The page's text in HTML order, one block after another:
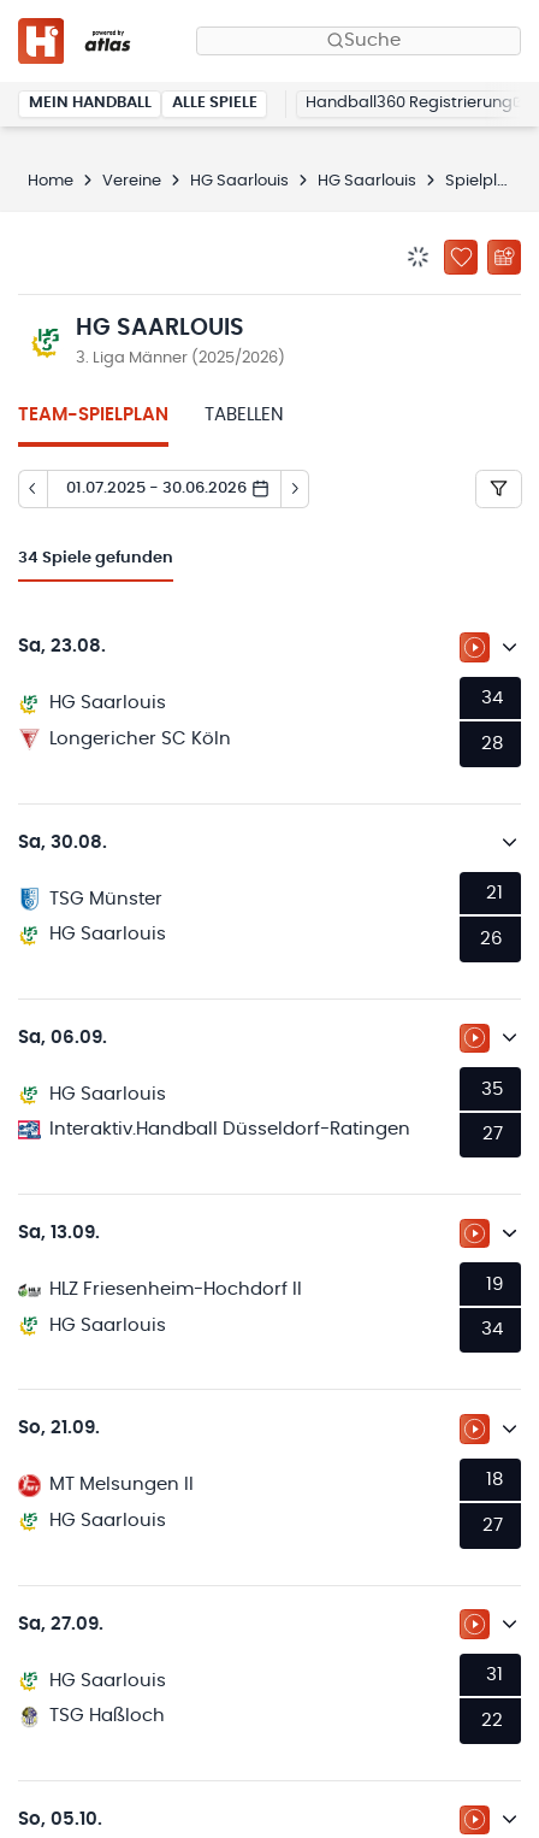
Suche
MEIN HANDBALL ALLE SPIELE Handball360 Registrierung
Home Vereine HG Saarlouis HG Saarlouis Spielplan
ZU
HG SAARLOUIS
3. Liga Männer (2025/2026)
TEAM-SPIELPLAN TABELLEN
01.07.2025 - 30.06.2026
34 Spiele gefunden
Sa, 23.08. ZUM
HG Saarlouis
Longericher SC Köln
34
28
Sa, 30.08.
TSG Münster
HG Saarlouis
21
26
Sa, 06.09. ZUM
HG Saarlouis
Interaktiv.Handball Düsseldorf-Ratingen
35
27
Sa, 13.09. ZUM
HLZ Friesenheim-Hochdorf II
HG Saarlouis
19
34
So, 21.09. ZUM
MT Melsungen II
HG Saarlouis
18
27
Sa, 27.09. ZUM
HG Saarlouis
TSG Haßloch
31
22
So, 05.10. ZUM